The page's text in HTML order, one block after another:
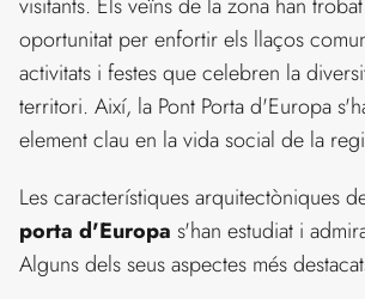
oportunitat per enfortir els llaços
activitats i festes que celebren la
territori. Així, la Pont Porta d'Europa
element clau en la vida social de la
Les característiques arquitectòniques
porta d'Europa s'han estudiat i
Alguns dels seus aspectes més